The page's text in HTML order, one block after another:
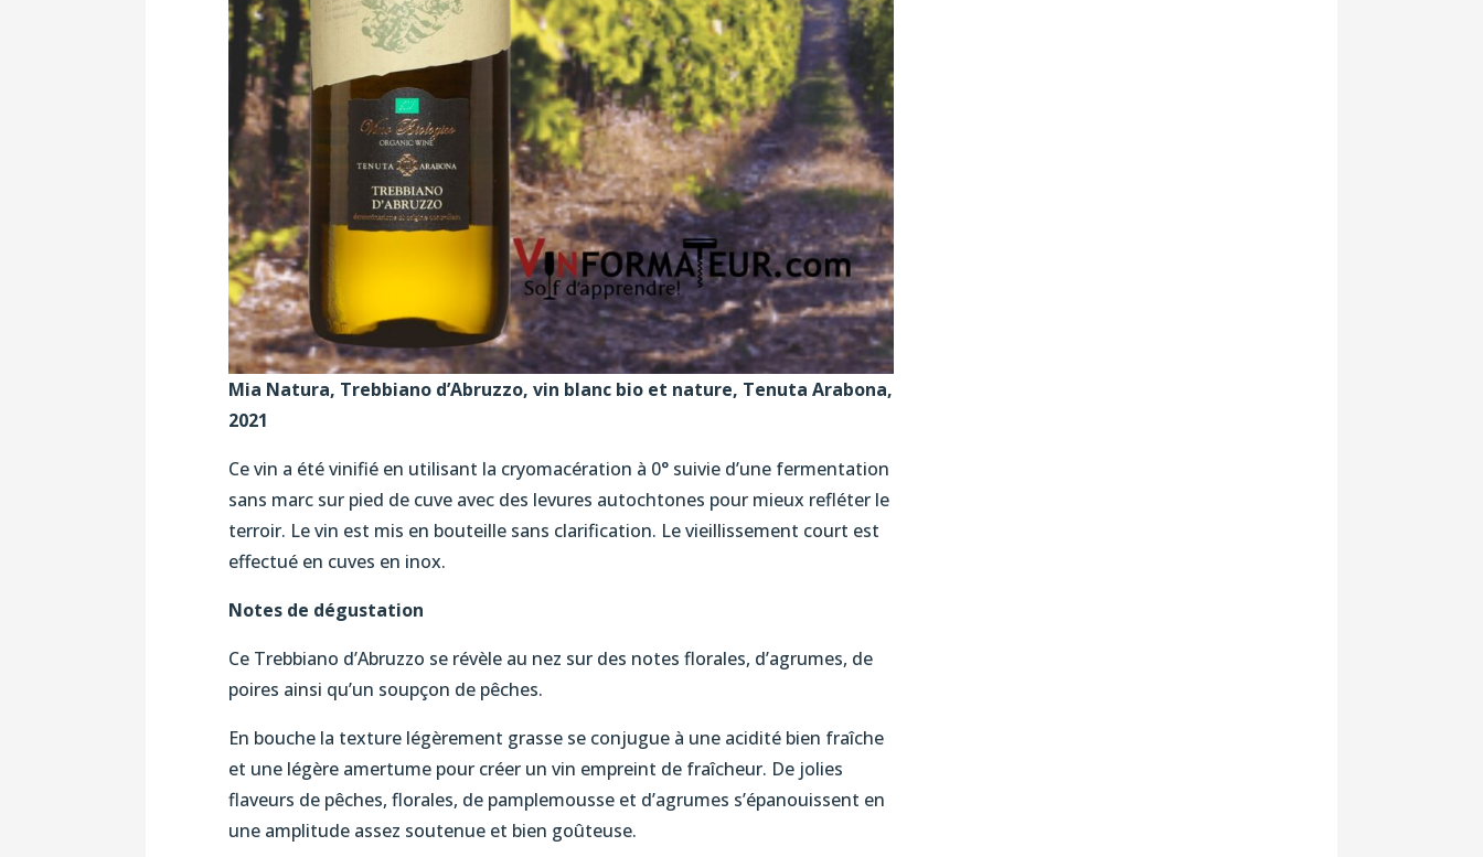
Mia Natura, Trebbiano d’Abruzzo, vin blanc bio et nature, Tenuta Arabona,
2021
Ce vin a été vinifié en utilisant la cryomacération à 0° suivie d’une fermentation
sans marc sur pied de cuve avec des levures autochtones pour mieux refléter le
terroir. Le vin est mis en bouteille sans clarification. Le vieillissement court est
effectué en cuves en inox.
Notes de dégustation
Ce Trebbiano d’Abruzzo se révèle au nez sur des notes florales, d’agrumes, de
poires ainsi qu’un soupçon de pêches.
En bouche la texture légèrement grasse se conjugue à une acidité bien fraîche
et une légère amertume pour créer un vin empreint de fraîcheur. De jolies
flaveurs de pêches, florales, de pamplemousse et d’agrumes s’épanouissent en
une amplitude assez soutenue et bien goûteuse.